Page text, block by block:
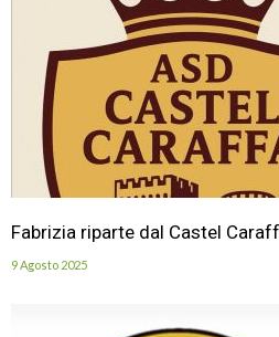
Fabrizia riparte dal Castel
9 Agosto 2025